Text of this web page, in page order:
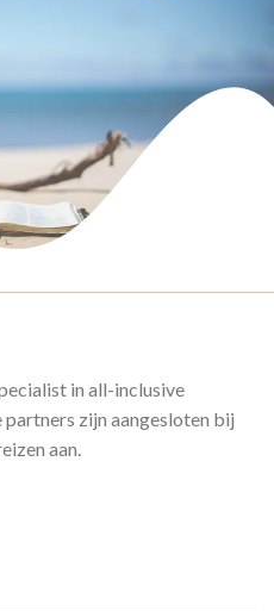
in all-inclusive
zijn aangesloten bij
aan.